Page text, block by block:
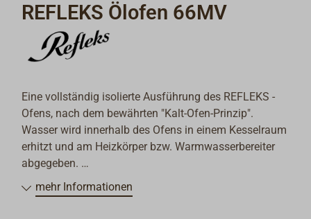
REFLEKS Ölofen 66MV
Eine vollständig isolierte Ausführung des REFLEKS -
Ofens, nach dem bewährten "Kalt-Ofen-Prinzip".
Wasser wird innerhalb des Ofens in einem Kesselraum
erhitzt und am Heizkörper bzw. Warmwasserbereiter
abgegeben.
Dieser Ofen ist damit gut geeignet für den Einbau in
Maschinenräume, Schränke oder enge Nischen.
mehr Informationen